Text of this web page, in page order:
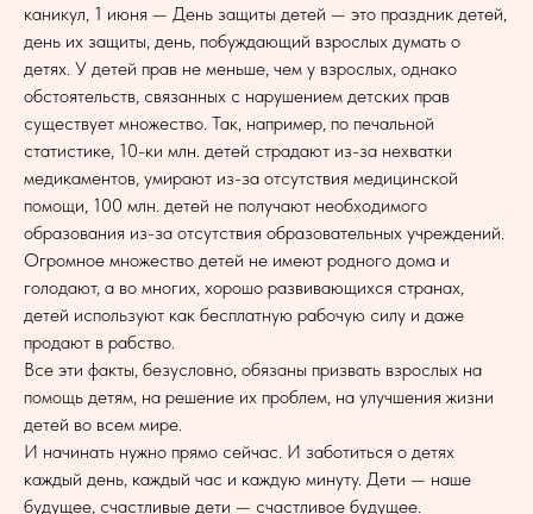
каникул, 1 июня — День защиты детей — это праздник детей,
день их защиты, день, побуждающий взрослых думать о
детях. У детей прав не меньше, чем у взрослых, однако
обстоятельств, связанных с нарушением детских прав
существует множество. Так, например, по печальной
статистике, 10-ки млн. детей страдают из-за нехватки
медикаментов, умирают из-за отсутствия медицинской
помощи, 100 млн. детей не получают необходимого
образования из-за отсутствия образовательных учреждений.
Огромное множество детей не имеют родного дома и
голодают, а во многих, хорошо развивающихся странах,
детей используют как бесплатную рабочую силу и даже
продают в рабство.
Все эти факты, безусловно, обязаны призвать взрослых на
помощь детям, на решение их проблем, на улучшения жизни
детей во всем мире.
И начинать нужно прямо сейчас. И заботиться о детях
каждый день, каждый час и каждую минуту. Дети — наше
будущее, счастливые дети — счастливое будущее.